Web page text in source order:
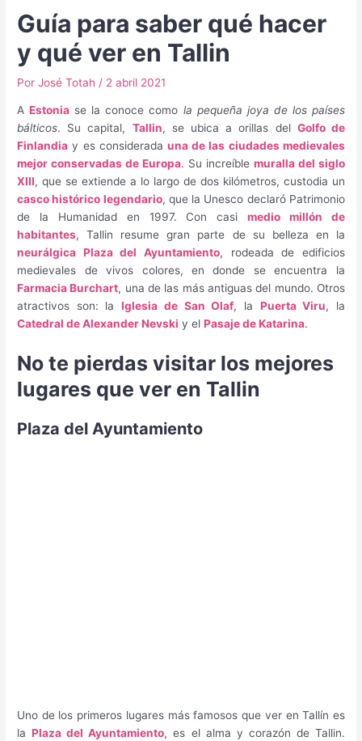
Guía para saber qué hacer
y qué ver en Tallin
PorJosé Totah / 2 abril 2021
AEstonia se la conoce como la pequeña joya de los países
bálticos. Su capital, Tallin, se ubica a orillas del Golfo de
Finlandia y es considerada una de las ciudades medievales
mejor conservadas de Europa. Su increíble muralla del siglo
XIII, que se extiende a lo largo de dos kilómetros, custodia un
casco histórico legendario, que la Unesco declaró Patrimonio
de la Humanidad en 1997. Con casimedio millón de
habitantes, Tallin resume gran parte de su belleza en la
neurálgica Plaza del Ayuntamiento, rodeada de edificios
medievales de vivos colores, en donde se encuentra la
Farmacia Burchart, una de las más antiguas del mundo. Otros
atractivos son: laIglesia de San Olaf, la Puerta Viru, la
Catedral de Alexander Nevski y elPasaje de Katarina.
No te pierdas visitar los mejores
lugares que ver en Tallin
Plaza del Ayuntamiento
Uno de los primeros lugares más famosos que ver en Tallín es
laPlaza del Ayuntamiento, es el alma y corazón de Tallin.